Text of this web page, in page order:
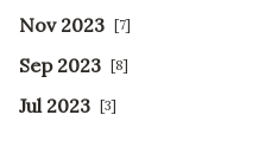
Nov 2023 [7]
Sep 2023 [8]
Jul 2023 [3]